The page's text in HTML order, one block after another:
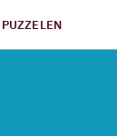
PUZZELEN